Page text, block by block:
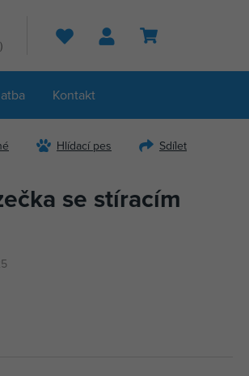
Hledat
Kontakt
Hlídací pes Sdílet
se stíracím